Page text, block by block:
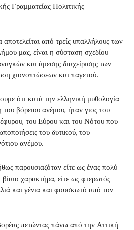
Γραμματείας Πολιτικής
από τρείς υπαλλήλους των
μας, είναι η σύσταση σχεδίου
και άμεσης διαχείρισης των
χιονοπτώσεων και παγετού.
ότι κατά την ελληνική μυθολογία
βόρειου ανέμου, ήταν γιος του
του Εύρου και του Νότου που
του δυτικού, του
ανέμου.
παρουσιαζόταν είτε ως ένας πολύ
χαρακτήρα, είτε ως φτερωτός
και γένια και φουσκωτό από τον
πετώντας πάνω από την Αττική